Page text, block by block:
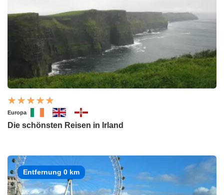
Europa
Die schönsten Reisen in Irland
Entfernung 0 km